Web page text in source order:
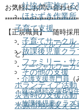
社協が実施する
ほおずき作業所
子育て支援
子育てサークル
放課後児童クラ
ファミリー・
その他の支援
ボランティア活動
災害時の支援活動
米原市地域支え
お気軽にお問い合わせ
【正規職員】 随時採用
・ ソーシャルワーカ
ど）
・ ソーシャルワーカ
・ 介護支援専門員
・就労継続支援B型
・放課後児童クラブ